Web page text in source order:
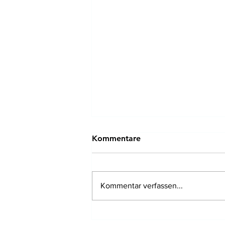
Kommentare
Kommentar verfassen...